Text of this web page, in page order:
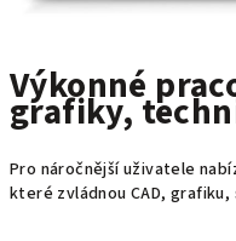
Výkonné
grafiky,
Pro náročnější uživatele
které zvládnou CAD,